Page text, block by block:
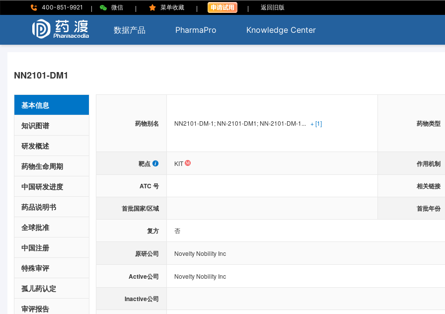
400-851-9921 | 微信 | 菜单收藏 | | 返回旧版
数据产品 PharmaPro Knowledge Center
NN2101-DM1
基本信息
知识图谱
研发概述
药物生命周期
中国研发进度
药品说明书
全球批准
中国注册
特殊审评
孤儿药认定
审评报告
药物别名 NN2101-DM-1; NN-2101-DM1; NN-2101-DM-1... + [1] 药物类型
靶点 KIT 作用机制
ATC 号 相关链接
首批国家/区域 首批年份
复方 否
原研公司 Novelty Nobility Inc
Active公司 Novelty Nobility Inc
Inactive公司